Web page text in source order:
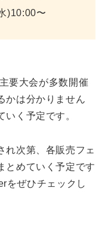
)10:00〜
要大会が多数開催
かは分かりません
く予定です。
れ次第、各販売フェ
とめていく予定です
をぜひチェックし